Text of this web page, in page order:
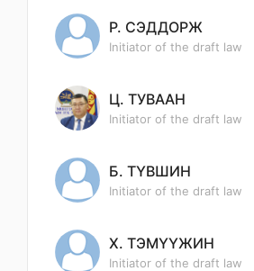
Р. СЭДДОРЖ
Initiator of the draft law
Ц. ТУВААН
Initiator of the draft law
Б. ТҮВШИН
Initiator of the draft law
Х. ТЭМҮҮЖИН
Initiator of the draft law